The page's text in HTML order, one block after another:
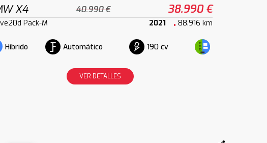
X4 40.990 € 38.990 €
Pack-M 2021 88.916 km
Híbrido Automático 190 cv
VER DETALLES